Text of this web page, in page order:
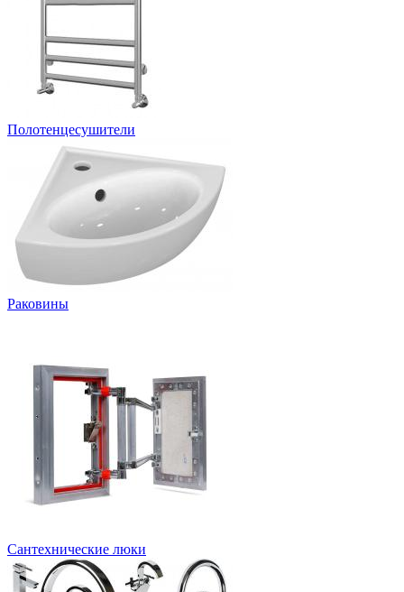
Полотенцесушители
Раковины
Сантехнические люки